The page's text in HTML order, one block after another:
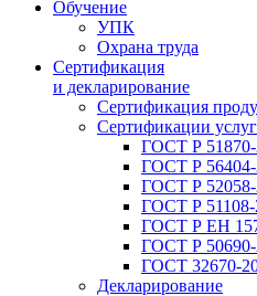
Обучение
УПК
Охрана труда
Сертификация
и декларирование
Сертификация
Сертификации услуг
ГОСТ Р 51870-
ГОСТ Р 56404-
ГОСТ Р 52058-
ГОСТ Р 51108-
ГОСТ Р ЕН
ГОСТ Р 50690-
ГОСТ 32670-
Декларирование